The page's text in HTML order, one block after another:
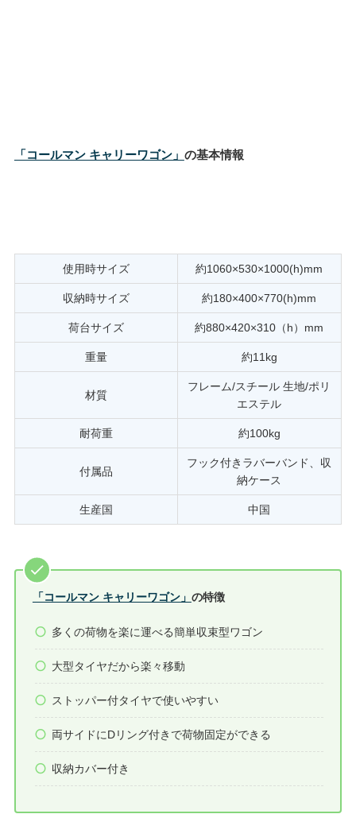
「コールマン キャリーワゴン」 の基本情報
使用時サイズ 約1060×530×1000(h)mm
収納時サイズ 約180×400×770(h)mm
荷台サイズ 約880×420×310（h）mm
重量 約11kg
材質
フレーム/スチール 生地/ポリ
エステル
耐荷重 約100kg
付属品
フック付きラバーバンド、収
納ケース
生産国 中国
「コールマン キャリーワゴン」 の特徴
多くの荷物を楽に運べる簡単収束型ワゴン
大型タイヤだから楽々移動
ストッパー付タイヤで使いやすい
両サイドにDリング付きで荷物固定ができる
収納カバー付き